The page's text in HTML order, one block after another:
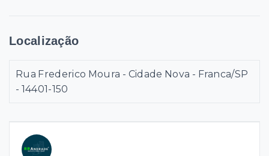
Localização
Rua Frederico Moura - Cidade Nova - Franca/SP
- 14401-150